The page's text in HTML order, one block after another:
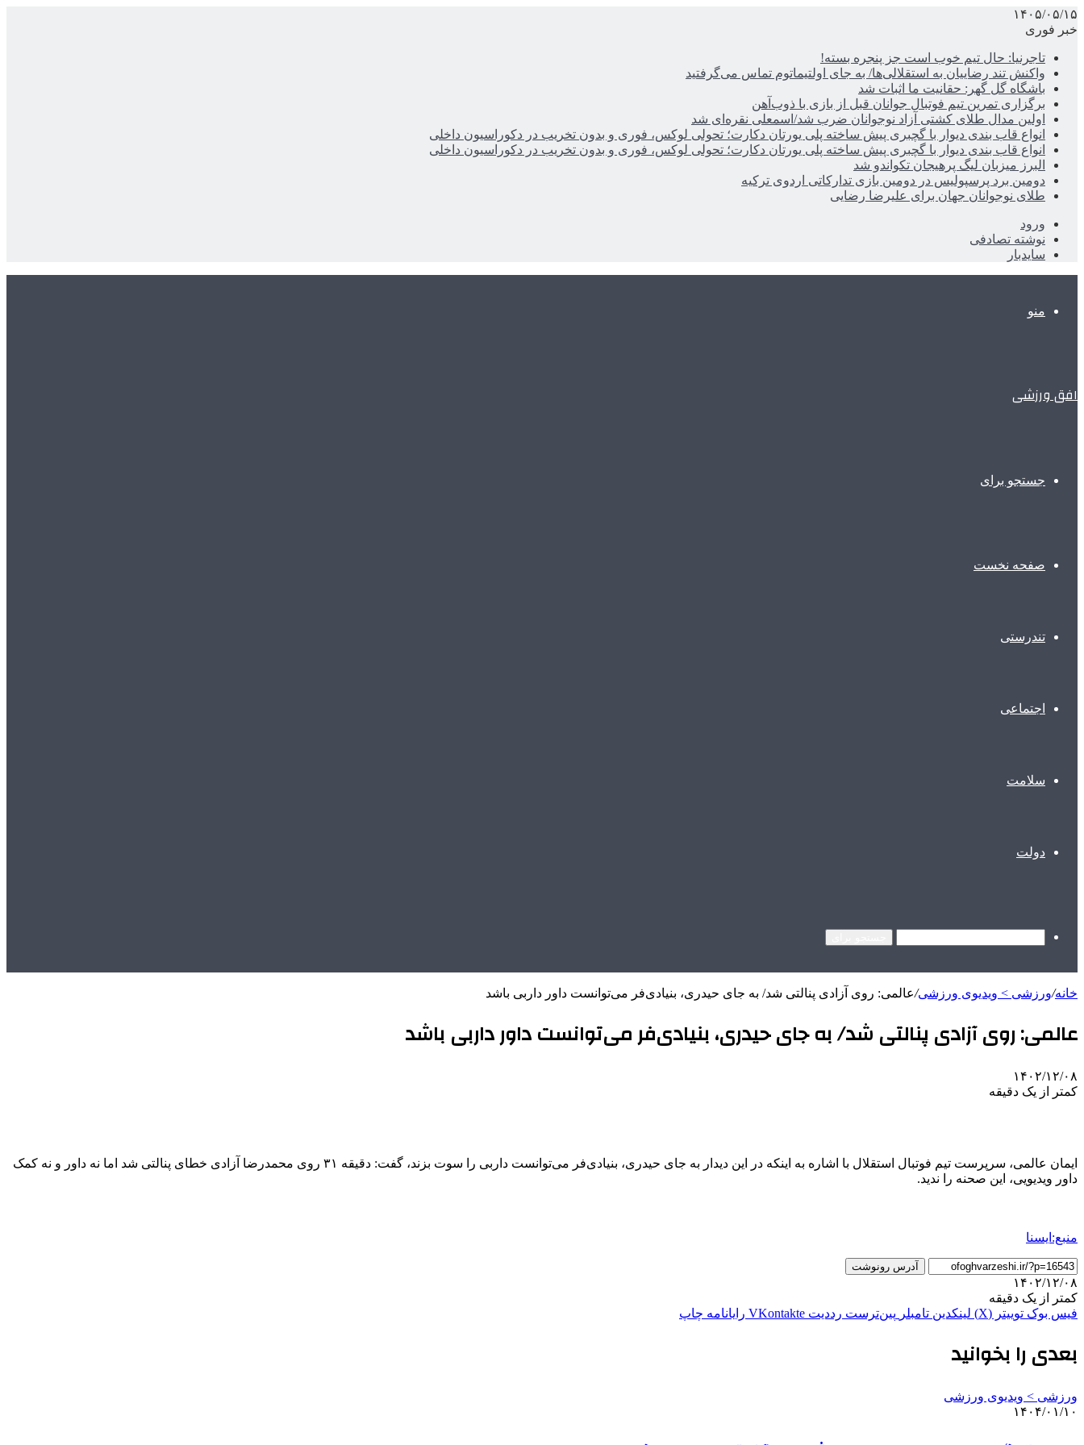
۱۴۰۵/۰۵/۱۵
خبر فوری
تاجرنیا: حال تیم خوب است جز پنجره بسته!
واکنش تند رضاییان به استقلالی‌ها/ به جای اولتیماتوم تماس می‌گرفتید
باشگاه گل گهر: حقانیت ما اثبات شد
برگزاری تمرین تیم فوتبال جوانان قبل از بازی با ذوب‌آهن
اولین مدال طلای کشتی آزاد نوجوانان ضرب شد/اسمعلی نقره‌ای شد
انواع قاب بندی دیوار با گچبری پیش ساخته پلی یورتان دکارت؛ تحولی لوکس، فوری و بدون تخریب در دکوراسیون داخلی
انواع قاب بندی دیوار با گچبری پیش ساخته پلی یورتان دکارت؛ تحولی لوکس، فوری و بدون تخریب در دکوراسیون داخلی
البرز میزبان لیگ پرهیجان تکواندو شد
دومین برد پرسپولیس در دومین بازی تدارکاتی اردوی ترکیه
طلای نوجوانان جهان برای علیرضا رضایی
ورود
نوشته تصادفی
سایدبار
منو
افق ورزشی
جستجو برای
صفحه نخست
تندرستی
اجتماعی
سلامت
دولت
خانه/ورزشی > ویدیوی ورزشی/عالمی: روی آزادی پنالتی شد/ به جای حیدری، بنیادی‌فر می‌توانست داور داربی باشد
عالمی: روی آزادی پنالتی شد/ به جای حیدری، بنیادی‌فر می‌توانست داور داربی باشد
۱۴۰۲/۱۲/۰۸
کمتر از یک دقیقه
ایمان عالمی، سرپرست تیم فوتبال استقلال با اشاره به اینکه در این دیدار به جای حیدری، بنیادی‌فر می‌توانست داربی را سوت بزند، گفت: دقیقه ۳۱ روی محمدرضا آزادی خطای پنالتی شد اما نه داور و نه کمک
داور ویدیویی، این صحنه را ندید.
منبع:ایسنا
آدرس رونوشت
۱۴۰۲/۱۲/۰۸
کمتر از یک دقیقه
فیس بوک توییتر (X) لینکدین ‫تامبلر ‫پین‌ترست ‫رددیت ‫VKontakte رایانامه چاپ
بعدی را بخوانید
ورزشی > ویدیوی ورزشی
۱۴۰۴/۰۱/۱۰